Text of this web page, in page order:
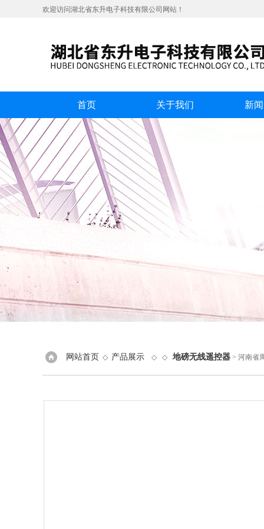
欢迎访问湖北省东升电子科技有限公司网站！
首页 关于我们 新
网站首页 ◇ 产品展示 ◇ ◇ 地磅无线遥控器 > 河南省